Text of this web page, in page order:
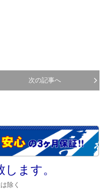
次の記事へ
ます。
除く